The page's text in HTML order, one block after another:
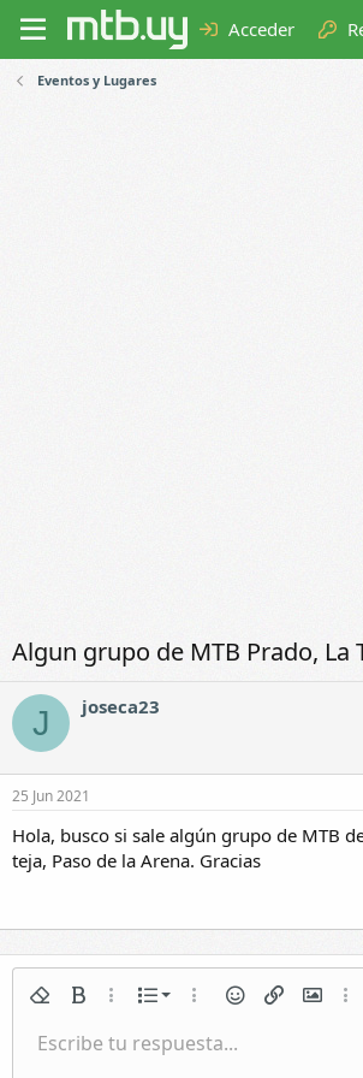
Acceder
Eventos y Lugares
Algun grupo de MTB Prado, La
J joseca23
25 Jun 2021
Hola, busco si sale algún grupo de MTB
teja, Paso de la Arena. Gracias
Quitar formato
NegritaMás opciones...
Lista
Lista numerada
Lista
Más opciones...
Emoticonos
Insertar
ItálicaSubrayarTachado
Formato de párrafo
Normal
VídeosGalería incrustada
CitarInsertar tabla
Spoiler
RehacerCambiar editor BB
BorradoresGuardar borrador
Escribe tu respuesta...